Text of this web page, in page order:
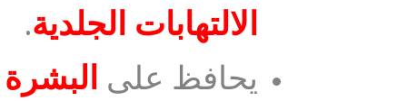
الالتهابات الجلدية.
يحافظ على البشرة